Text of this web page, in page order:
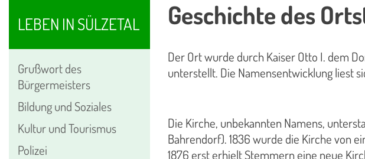
LEBEN IN SÜLZETAL
Grußwort des
Bürgermeisters
Bildung und Soziales
Kultur und Tourismus
Polizei
Geschichte des
Der Ort wurde durch Kaiser Otto I. dem
unterstellt. Die Namensentwicklung liest
Die Kirche, unbekannten Namens,
Bahrendorf). 1836 wurde die Kirche von
1876 erst erhielt Stemmern eine neue